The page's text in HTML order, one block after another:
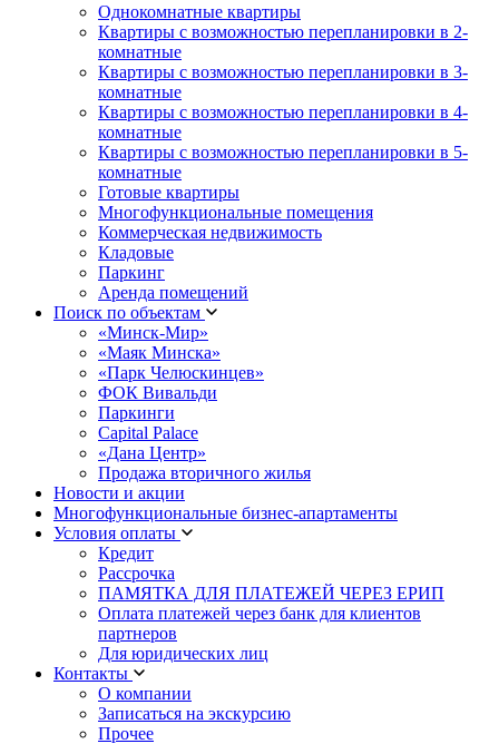
Однокомнатные квартиры
Квартиры с возможностью перепланировки в 2-
комнатные
Квартиры с возможностью перепланировки в 3-
комнатные
Квартиры с возможностью перепланировки в 4-
комнатные
Квартиры с возможностью перепланировки в 5-
комнатные
Готовые квартиры
Многофункциональные помещения
Коммерческая недвижимость
Кладовые
Паркинг
Аренда помещений
Поиск по объектам
«Минск-Мир»
«Маяк Минска»
«Парк Челюскинцев»
ФОК Вивальди
Паркинги
Capital Palace
«Дана Центр»
Продажа вторичного жилья
Новости и акции
Многофункциональные бизнес-апартаменты
Условия оплаты
Кредит
Рассрочка
ПАМЯТКА ДЛЯ ПЛАТЕЖЕЙ ЧЕРЕЗ ЕРИП
Оплата платежей через банк для клиентов
партнеров
Для юридических лиц
Контакты
О компании
Записаться на экскурсию
Прочее